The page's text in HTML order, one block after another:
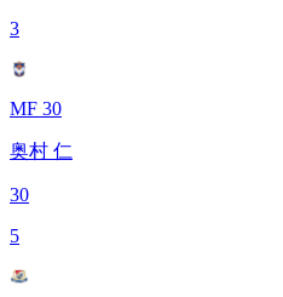
3
MF 30
奥村 仁
30
5